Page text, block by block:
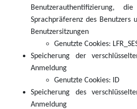
Benutzerauthentifizierung,
Sprachpräferenz des Benutzers
Benutzersitzungen
Genutzte Cookies:
Speicherung der
Anmeldung
Genutzte Cookies: ID
Speicherung des
Anmeldung